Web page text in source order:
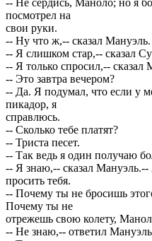
посмотрел на
свои руки.
-- Ну что ж,-- сказал Мануэль.
-- Я слишком стар,-- сказал
-- Я только спросил,-- сказал
-- Это завтра вечером?
-- Да. Я подумал, что если у
пикадор, я
справлюсь.
-- Сколько тебе платят?
-- Триста песет.
-- Так ведь я один получаю
-- Я знаю,-- сказал
просить тебя.
-- Почему ты не бросишь
Почему ты не
отрежешь свою колету,
-- Не знаю,-- ответил